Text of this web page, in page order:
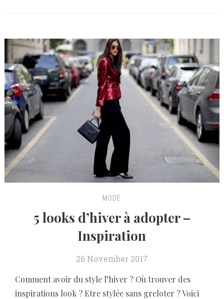
MODE
5 looks d’hiver à adopter –
Inspiration
26 November 2017
Comment avoir du style l’hiver ? Où trouver des
inspirations look ? Etre stylée sans greloter ? Voici